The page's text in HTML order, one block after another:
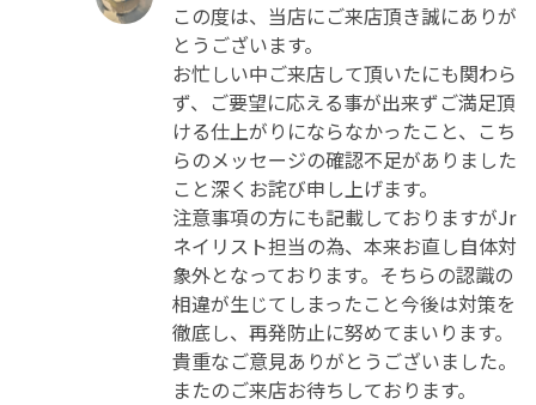
この度は、当店にご来店頂き誠にありが
とうございます。
お忙しい中ご来店して頂いたにも関わら
ず、ご要望に応える事が出来ずご満足頂
ける仕上がりにならなかったこと、こち
らのメッセージの確認不足がありました
こと深くお詫び申し上げます。
注意事項の方にも記載しておりますがJr
ネイリスト担当の為、本来お直し自体対
象外となっております。そちらの認識の
相違が生じてしまったこと今後は対策を
徹底し、再発防止に努めてまいります。
貴重なご意見ありがとうございました。
またのご来店お待ちしております。